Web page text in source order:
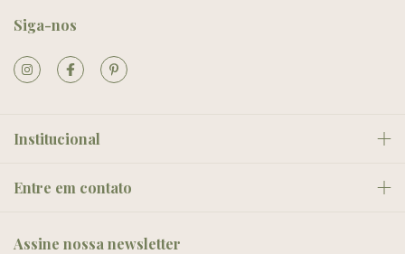
Siga-nos
Institucional
Entre em contato
Assine nossa newsletter